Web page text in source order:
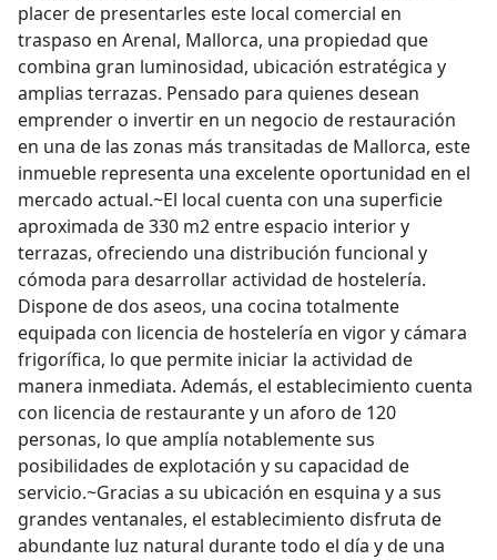
placer de presentarles este local comercial en
traspaso en Arenal, Mallorca, una propiedad que
combina gran luminosidad, ubicación estratégica y
amplias terrazas. Pensado para quienes desean
emprender o invertir en un negocio de restauración
en una de las zonas más transitadas de Mallorca, este
inmueble representa una excelente oportunidad en el
mercado actual.~El local cuenta con una superficie
aproximada de 330 m2 entre espacio interior y
terrazas, ofreciendo una distribución funcional y
cómoda para desarrollar actividad de hostelería.
Dispone de dos aseos, una cocina totalmente
equipada con licencia de hostelería en vigor y cámara
frigorífica, lo que permite iniciar la actividad de
manera inmediata. Además, el establecimiento cuenta
con licencia de restaurante y un aforo de 120
personas, lo que amplía notablemente sus
posibilidades de explotación y su capacidad de
servicio.~Gracias a su ubicación en esquina y a sus
grandes ventanales, el establecimiento disfruta de
abundante luz natural durante todo el día y de una